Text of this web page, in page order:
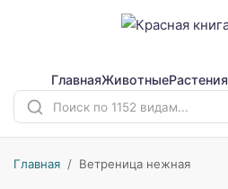
ГлавнаяЖивотныеРастения
Главная / Ветреница нежная